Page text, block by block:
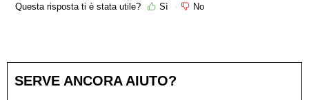
Questa risposta ti è stata utile? Sì No
SERVE ANCORA AIUTO?